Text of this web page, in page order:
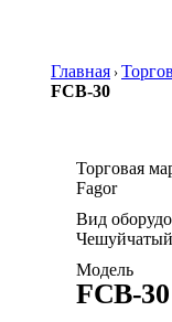
Главная ›
FCB-30
Торговая
Fagor
Вид
Чешуйчатый
Модель
FCB-30